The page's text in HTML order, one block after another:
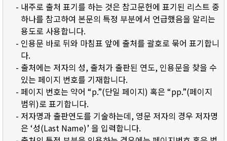
- 내주로 출처 표기를 하는 것은 참고문헌에 표기된 리스트 중
하나를 참고하여 본문의 특정 부분에서 언급했음을 알리는
용도로 사용합니다.
- 인용문 바로 뒤와 마침표 앞에 출처를 괄호로 묶어 표기합니
다.
- 출처에는 저자의 성, 출처가 출판된 연도, 인용문을 찾을 수
있는 페이지 번호를 기재합니다.
- 페이지 번호는 약어 “p.”(단일 페이지) 혹은 “pp.”(페이지
범위)로 표기합니다.
- 저자명과 출판연도를 기술하는데, 영문 저자의 경우 저자명
은 ‘성(Last Name)’ 을 입력합니다.